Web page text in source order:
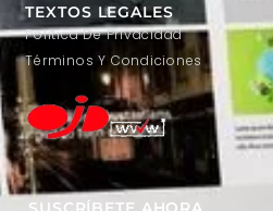
TEXTOS LEGALES
Política De Privacidad
Términos Y Condiciones